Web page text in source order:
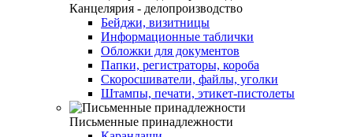
Канцелярия - делопроизводство
Бейджи, визитницы
Информационные таблички
Обложки для документов
Папки, регистраторы, короба
Скоросшиватели, файлы, уголки
Штампы, печати, этикет-пистолеты
Письменные принадлежности